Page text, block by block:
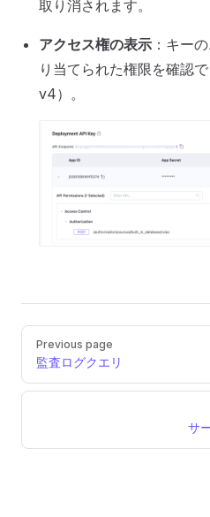
取り消されます。
アクセス権の表示 ：キー
り当てられた権限を確認
v4）。
PagerPrevious page
監査ログクエリ
サ